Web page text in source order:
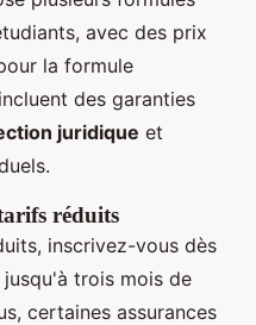
avec des prix
la formule
des garanties
juridique et
réduits
inscrivez-vous dès
trois mois de
certaines assurances